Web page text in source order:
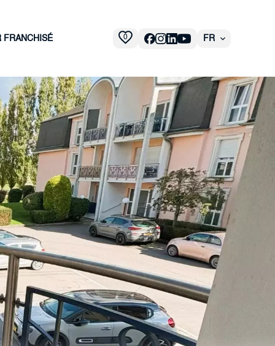
FRANCHISÉ 0 FR